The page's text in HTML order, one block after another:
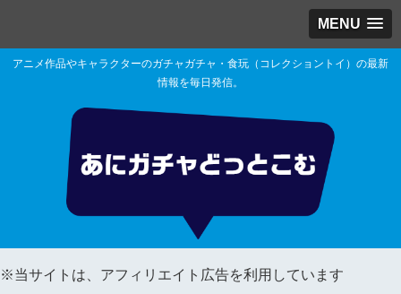
MENU
アニメ作品やキャラクターのガチャガチャ・食玩（コレクショントイ）の最新
情報を毎日発信。
※当サイトは、アフィリエイト広告を利用しています